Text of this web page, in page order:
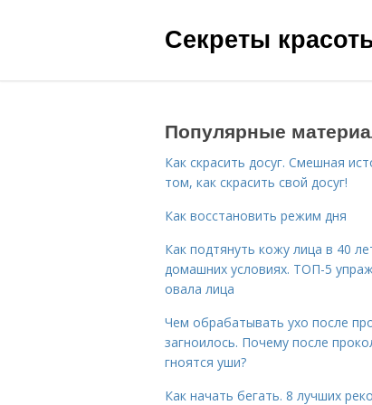
Секреты
Популярные
Как скрасить досуг. Смешная
том, как скрасить свой досуг!
Как восстановить режим дня
Как подтянуть кожу лица в 40
домашних условиях. ТОП-5
овала лица
Чем обрабатывать ухо после
загноилось. Почему после
гноятся уши?
Как начать бегать. 8 лучших